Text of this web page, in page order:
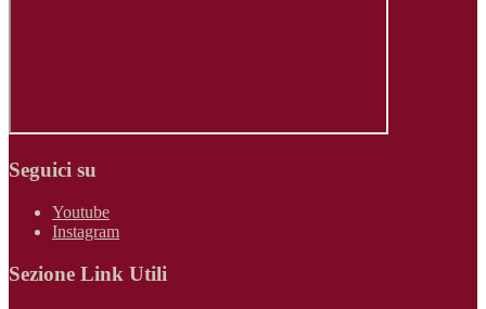
Seguici su
Youtube
Instagram
Sezione Link Utili